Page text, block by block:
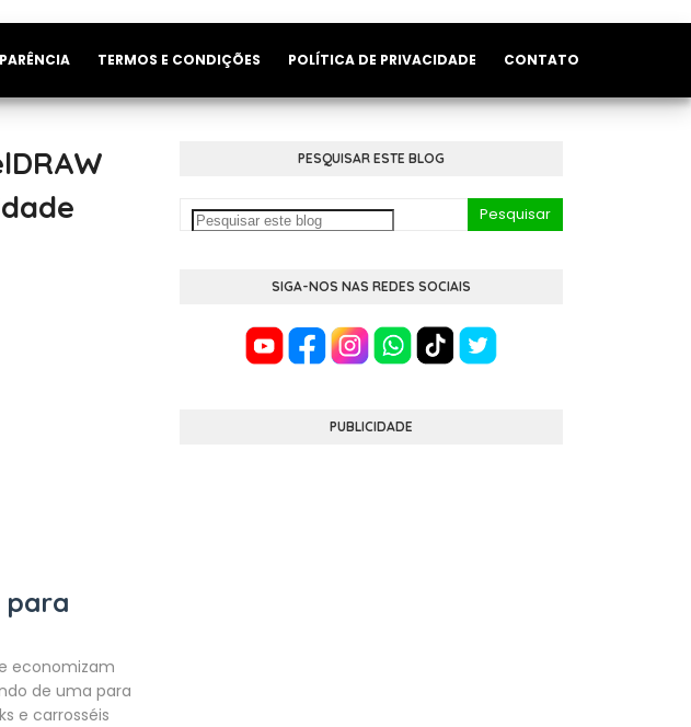
TERMOS E CONDIÇÕES POLÍTICA DE PRIVACIDADE CONTATO
para
economizam
de uma para
e carrosséis
PESQUISAR ESTE BLOG
SIGA-NOS NAS REDES SOCIAIS
PUBLICIDADE